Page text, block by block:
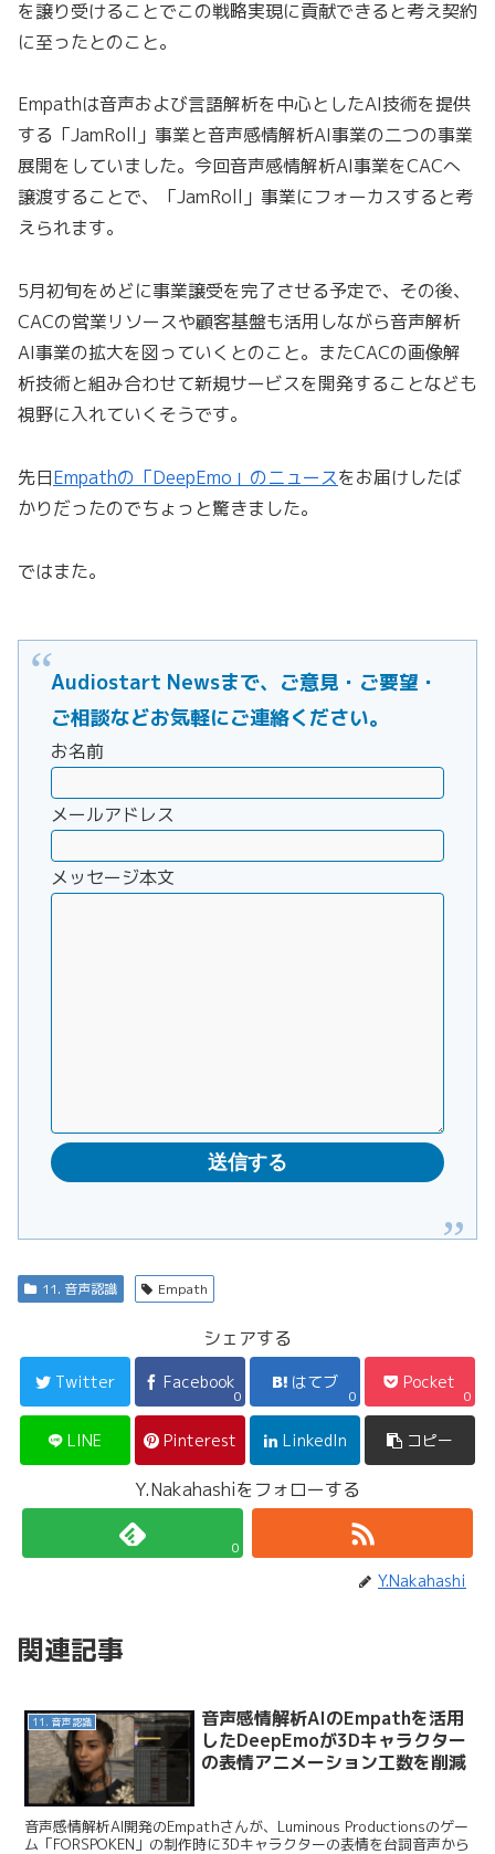
を譲り受けることでこの戦略実現に貢献できると考え契約
に至ったとのこと。
Empathは音声および言語解析を中心としたAI技術を提供
する「JamRoll」事業と音声感情解析AI事業の二つの事業
展開をしていました。今回音声感情解析AI事業をCACへ
譲渡することで、「JamRoll」事業にフォーカスすると考
えられます。
5月初旬をめどに事業譲受を完了させる予定で、その後、
CACの営業リソースや顧客基盤も活用しながら音声解析
AI事業の拡大を図っていくとのこと。またCACの画像解
析技術と組み合わせて新規サービスを開発することなども
視野に入れていくそうです。
先日Empathの「DeepEmo」のニュースをお届けしたば
かりだったのでちょっと驚きました。
ではまた。
Audiostart Newsまで、ご意見・ご要望・
ご相談などお気軽にご連絡ください。
お名前
メールアドレス
メッセージ本文
11. 音声認識 Empath
シェアする
Twitter Facebook
0
はてブ
0
Pocket
0
LINE Pinterest LinkedIn コピー
Y.Nakahashiをフォローする
0
Y.Nakahashi
関連記事
11. 音声認識
音声感情解析AIのEmpathを活用
したDeepEmoが3Dキャラクター
の表情アニメーション工数を削減
音声感情解析AI開発のEmpathさんが、Luminous Productionsのゲー
ム「FORSPOKEN」の制作時に3Dキャラクターの表情を台詞音声から